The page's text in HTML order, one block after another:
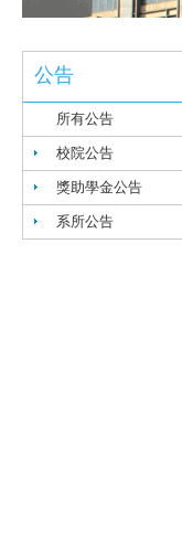
公告
所有公告
校院公告
獎助學金公告
系所公告